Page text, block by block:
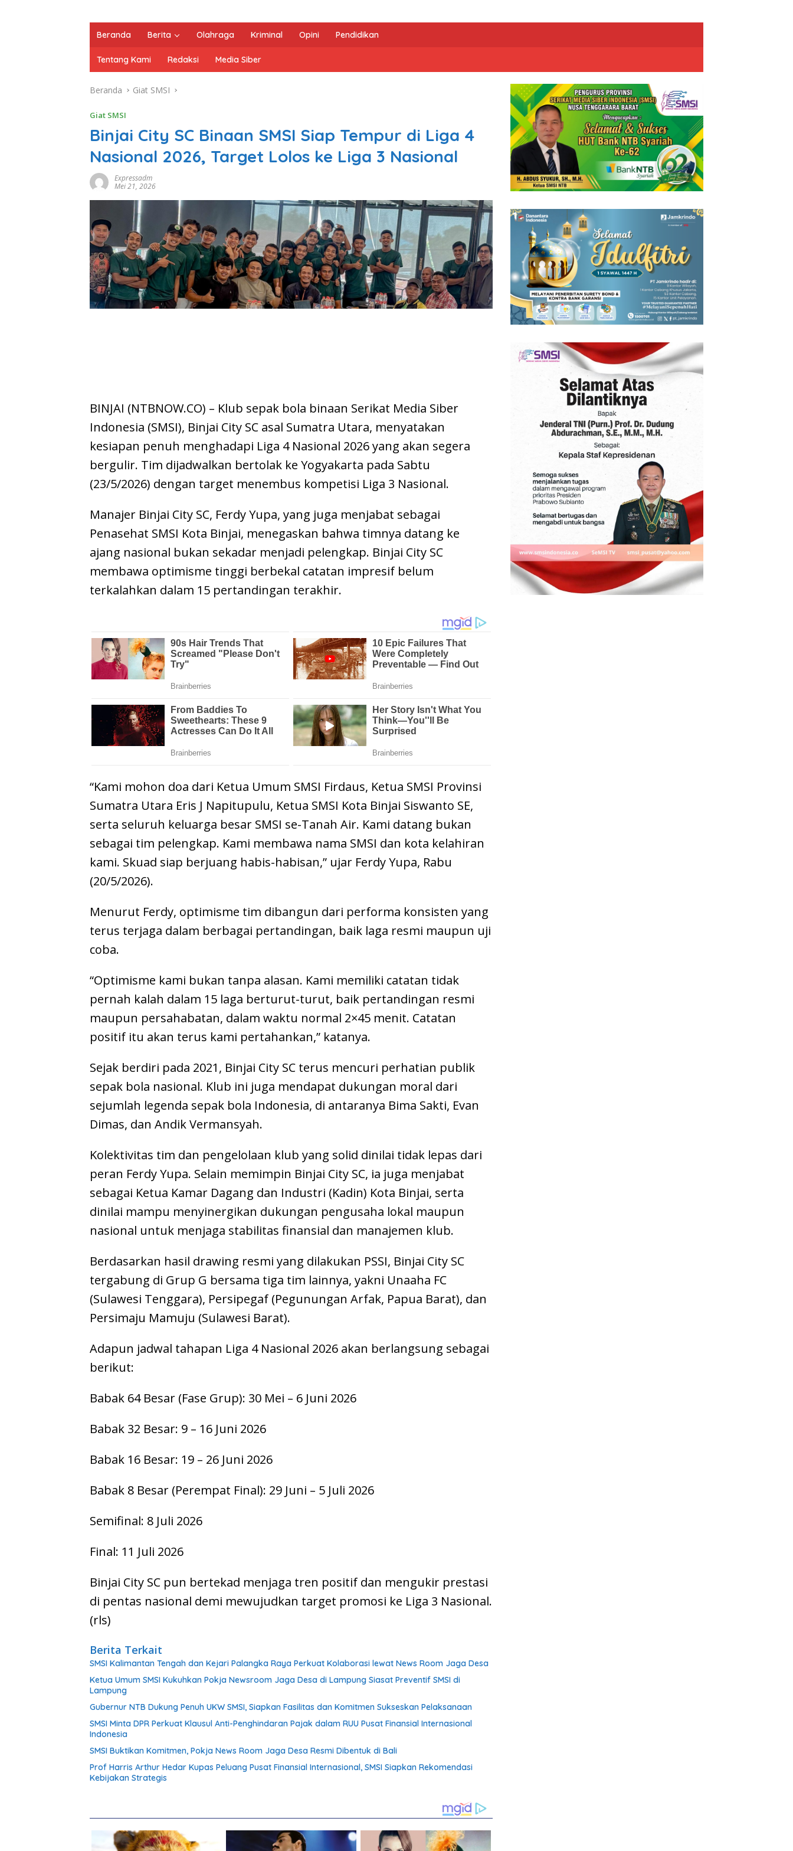
Beranda Berita Olahraga Kriminal Opini Pendidikan
Tentang Kami Redaksi Media Siber
Beranda Giat SMSI
Giat SMSI
Binjai City SC Binaan SMSI Siap Tempur di Liga 4
Nasional 2026, Target Lolos ke Liga 3 Nasional
Expressadm
Mei 21, 2026
BINJAI (NTBNOW.CO) – Klub sepak bola binaan Serikat Media Siber
Indonesia (SMSI), Binjai City SC asal Sumatra Utara, menyatakan
kesiapan penuh menghadapi Liga 4 Nasional 2026 yang akan segera
bergulir. Tim dijadwalkan bertolak ke Yogyakarta pada Sabtu
(23/5/2026) dengan target menembus kompetisi Liga 3 Nasional.
Manajer Binjai City SC, Ferdy Yupa, yang juga menjabat sebagai
Penasehat SMSI Kota Binjai, menegaskan bahwa timnya datang ke
ajang nasional bukan sekadar menjadi pelengkap. Binjai City SC
membawa optimisme tinggi berbekal catatan impresif belum
terkalahkan dalam 15 pertandingan terakhir.
“Kami mohon doa dari Ketua Umum SMSI Firdaus, Ketua SMSI Provinsi
Sumatra Utara Eris J Napitupulu, Ketua SMSI Kota Binjai Siswanto SE,
serta seluruh keluarga besar SMSI se-Tanah Air. Kami datang bukan
sebagai tim pelengkap. Kami membawa nama SMSI dan kota kelahiran
kami. Skuad siap berjuang habis-habisan,” ujar Ferdy Yupa, Rabu
(20/5/2026).
Menurut Ferdy, optimisme tim dibangun dari performa konsisten yang
terus terjaga dalam berbagai pertandingan, baik laga resmi maupun uji
coba.
“Optimisme kami bukan tanpa alasan. Kami memiliki catatan tidak
pernah kalah dalam 15 laga berturut-turut, baik pertandingan resmi
maupun persahabatan, dalam waktu normal 2×45 menit. Catatan
positif itu akan terus kami pertahankan,” katanya.
Sejak berdiri pada 2021, Binjai City SC terus mencuri perhatian publik
sepak bola nasional. Klub ini juga mendapat dukungan moral dari
sejumlah legenda sepak bola Indonesia, di antaranya Bima Sakti, Evan
Dimas, dan Andik Vermansyah.
Kolektivitas tim dan pengelolaan klub yang solid dinilai tidak lepas dari
peran Ferdy Yupa. Selain memimpin Binjai City SC, ia juga menjabat
sebagai Ketua Kamar Dagang dan Industri (Kadin) Kota Binjai, serta
dinilai mampu menyinergikan dukungan pengusaha lokal maupun
nasional untuk menjaga stabilitas finansial dan manajemen klub.
Berdasarkan hasil drawing resmi yang dilakukan PSSI, Binjai City SC
tergabung di Grup G bersama tiga tim lainnya, yakni Unaaha FC
(Sulawesi Tenggara), Persipegaf (Pegunungan Arfak, Papua Barat), dan
Persimaju Mamuju (Sulawesi Barat).
Adapun jadwal tahapan Liga 4 Nasional 2026 akan berlangsung sebagai
berikut:
Babak 64 Besar (Fase Grup): 30 Mei – 6 Juni 2026
Babak 32 Besar: 9 – 16 Juni 2026
Babak 16 Besar: 19 – 26 Juni 2026
Babak 8 Besar (Perempat Final): 29 Juni – 5 Juli 2026
Semifinal: 8 Juli 2026
Final: 11 Juli 2026
Binjai City SC pun bertekad menjaga tren positif dan mengukir prestasi
di pentas nasional demi mewujudkan target promosi ke Liga 3 Nasional.
(rls)
Berita Terkait
SMSI Kalimantan Tengah dan Kejari Palangka Raya Perkuat Kolaborasi lewat News Room Jaga Desa
Ketua Umum SMSI Kukuhkan Pokja Newsroom Jaga Desa di Lampung Siasat Preventif SMSI di
Lampung
Gubernur NTB Dukung Penuh UKW SMSI, Siapkan Fasilitas dan Komitmen Sukseskan Pelaksanaan
SMSI Minta DPR Perkuat Klausul Anti-Penghindaran Pajak dalam RUU Pusat Finansial Internasional
Indonesia
SMSI Buktikan Komitmen, Pokja News Room Jaga Desa Resmi Dibentuk di Bali
Prof Harris Arthur Hedar Kupas Peluang Pusat Finansial Internasional, SMSI Siapkan Rekomendasi
Kebijakan Strategis